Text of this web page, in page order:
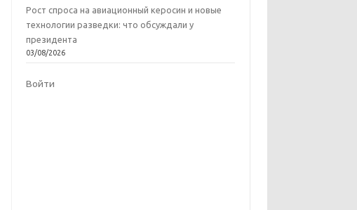
Рост спроса на авиационный керосин и новые
технологии разведки: что обсуждали у
президента
03/08/2026
Войти